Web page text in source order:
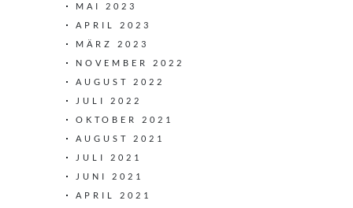
MAI 2023
APRIL 2023
MÄRZ 2023
NOVEMBER 2022
AUGUST 2022
JULI 2022
OKTOBER 2021
AUGUST 2021
JULI 2021
JUNI 2021
APRIL 2021